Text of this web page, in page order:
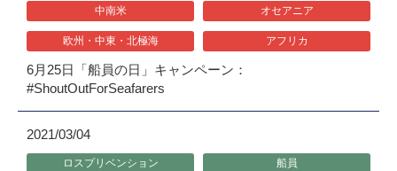
中南米 オセアニア
欧州・中東・北極海 アフリカ
6月25日「船員の日」キャンペーン：
#ShoutOutForSeafarers
2021/03/04
ロスプリベンション 船員